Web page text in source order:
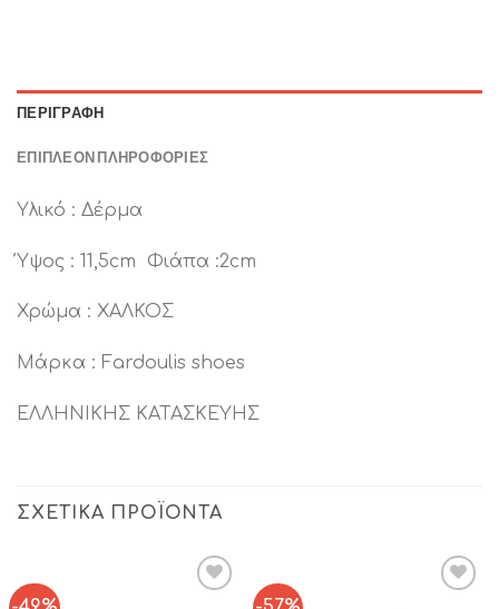
ΠΕΡΙΓΡΑΦΉ
ΕΠΙΠΛΈΟΝ ΠΛΗΡΟΦΟΡΊΕΣ
Υλικό : Δέρμα
Ύψος : 11,5cm Φιάπα :2cm
Χρώμα : ΧΑΛΚΟΣ
Μάρκα : Fardoulis shoes
ΕΛΛΗΝΙΚΗΣ ΚΑΤΑΣΚΕΥΗΣ
ΣΧΕΤΙΚΆ ΠΡΟΪΌΝΤΑ